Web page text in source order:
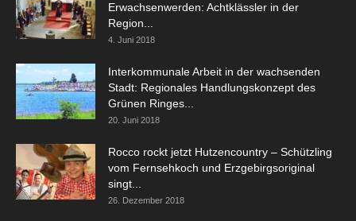
Erwachsenwerden: Achtklässler in der
Region...
4. Juni 2018
Interkommunale Arbeit in der wachsenden
Stadt: Regionales Handlungskonzept des
Grünen Ringes...
20. Juni 2018
Rocco rockt jetzt Hutzencountry – Schützling
vom Fernsehkoch und Erzgebirgsoriginal
singt...
26. Dezember 2018